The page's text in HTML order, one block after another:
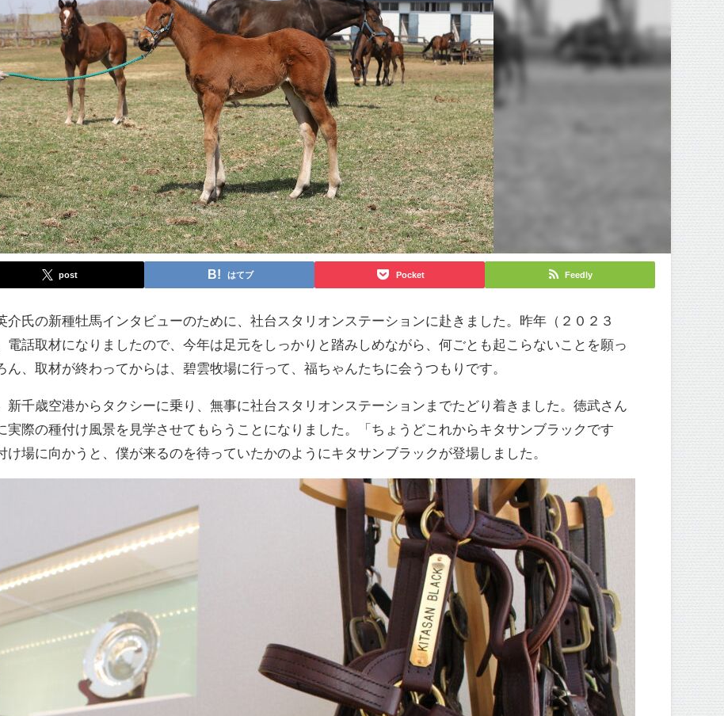
post はてブ Pocket Feedly
介氏の新種牡馬インタビューのために、社台スタリオンステーションに赴きました。昨年（２０２３
電話取材になりましたので、今年は足元をしっかりと踏みしめながら、何ごとも起こらないことを願っ
ん、取材が終わってからは、碧雲牧場に行って、福ちゃんたちに会うつもりです。
新千歳空港からタクシーに乗り、無事に社台スタリオンステーションまでたどり着きました。徳武さん
実際の種付け風景を見学させてもらうことになりました。「ちょうどこれからキタサンブラックです
け場に向かうと、僕が来るのを待っていたかのようにキタサンブラックが登場しました。